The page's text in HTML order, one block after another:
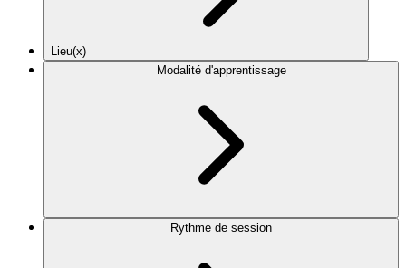
Lieu(x)
Modalité d'apprentissage
Rythme de session